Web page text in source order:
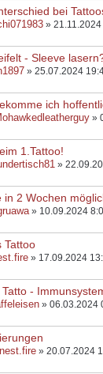
bei
» 21.11.2024
- Sleeve
» 25.07.2024
ich
»
1.Tattoo!
»
in 2 Wochen
» 10.09.2024
Tattoo
» 17.09.2024
Tatto -
» 06.03.2024
» 20.07.2024